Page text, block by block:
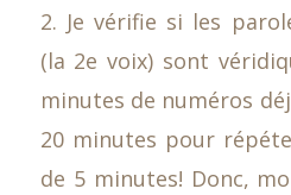
2. Je vérifie si les
(la 2e voix) sont
minutes de numéros
20 minutes pour
de 5 minutes! Donc,